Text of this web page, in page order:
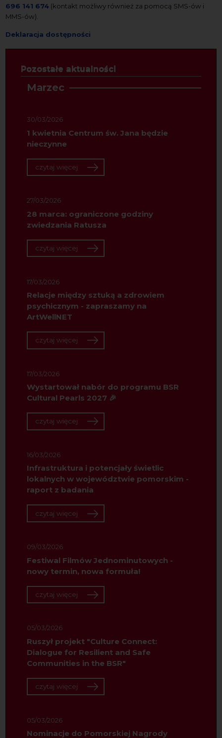
696 141 674 (kontakt możliwy również za pomocą SMS-ów i
MMS-ów).
Deklaracja dostępności
Pozostałe aktualności
Marzec
30/03/2026
1 kwietnia Centrum św. Jana będzie
nieczynne
czytaj więcej
27/03/2026
28 marca: ograniczone godziny
zwiedzania Ratusza
czytaj więcej
17/03/2026
Relacje między sztuką a zdrowiem
psychicznym - zapraszamy na
ArtWellNET
czytaj więcej
17/03/2026
Wystartował nabór do programu BSR
Cultural Pearls 2027 🎉
czytaj więcej
16/03/2026
Infrastruktura i potencjały świetlic
lokalnych w województwie pomorskim -
raport z badania
czytaj więcej
09/03/2026
Festiwal Filmów Jednominutowych -
nowy termin, nowa formuła!
czytaj więcej
05/03/2026
Ruszył projekt "Culture Connect:
Dialogue for Resilient and Safe
Communities in the BSR"
czytaj więcej
05/03/2026
Nominacje do Pomorskiej Nagrody